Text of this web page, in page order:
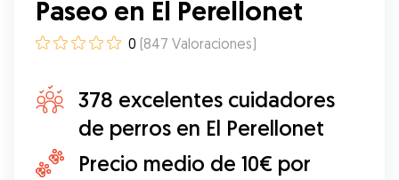
Paseo en El Perellonet
0 (847 Valoraciones)
378 excelentes cuidadores
de perros en El Perellonet
Precio medio de 10€ por